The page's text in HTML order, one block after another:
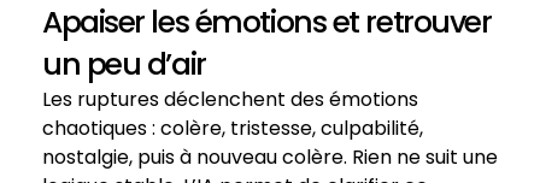
Apaiser les émotions et retrouver
un peu d’air
Les ruptures déclenchent des émotions
chaotiques : colère, tristesse, culpabilité,
nostalgie, puis à nouveau colère. Rien ne suit une